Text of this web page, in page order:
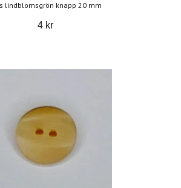
lindblomsgrön knapp 20 mm
4 kr